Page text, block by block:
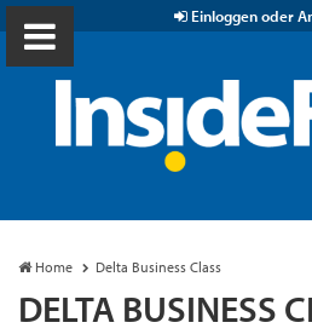
Einloggen oder
Home Delta Business Class
DELTA BUSINESS